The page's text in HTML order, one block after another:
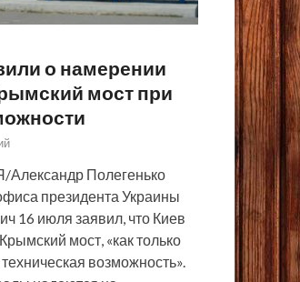
о намерении
мост при
Полегенько
президента Украины
16 июля заявил, что Киев
мост, «как только
возможность».